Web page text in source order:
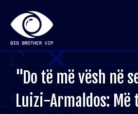
"Do të më vësh në
Luizi-Armaldos: Më